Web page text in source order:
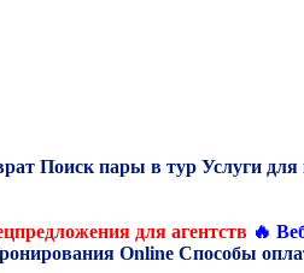
Поиск пары в тур Услуги
для агентств 🔥
Online Способы